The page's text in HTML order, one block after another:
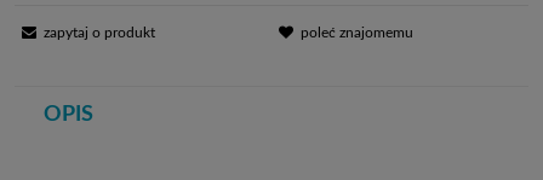
zapytaj o produkt poleć znajomemu
OPIS